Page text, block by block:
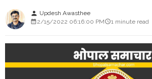
person Updesh Awasthee
2/15/2022 06:16:00 PM
1 minute read